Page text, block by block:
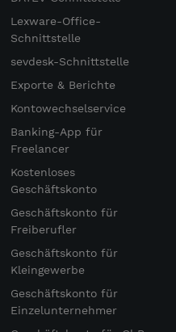
Lexware-Office-
Schnittstelle
sevdesk-Schnittstelle
Exporte & Berichte
Kontowechselservice
Banking-App für
Freelancer
Kostenloses
Geschäftskonto
Geschäftskonto für
Freiberufler
Geschäftskonto für
Kleingewerbe
Geschäftskonto für
Einzelunternehmer